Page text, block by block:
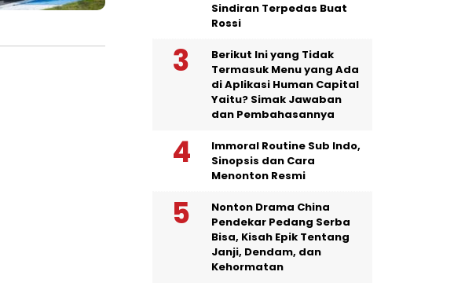
Sindiran Terpedas Buat
Rossi
Berikut Ini yang Tidak
Termasuk Menu yang Ada
di Aplikasi Human Capital
Yaitu? Simak Jawaban
dan Pembahasannya
Immoral Routine Sub Indo,
Sinopsis dan Cara
Menonton Resmi
Nonton Drama China
Pendekar Pedang Serba
Bisa, Kisah Epik Tentang
Janji, Dendam, dan
Kehormatan